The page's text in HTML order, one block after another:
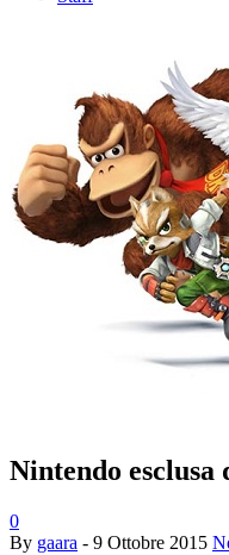
Nintendo
0
By gaara - 9 Ottobre 2015